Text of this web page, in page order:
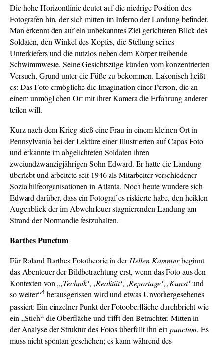
Die hohe Horizontlinie deutet auf die niedrige Position des
Fotografen hin, der sich mitten im Inferno der Landung befindet.
Man erkennt den auf ein unbekanntes Ziel gerichteten Blick des
Soldaten, den Winkel des Kopfes, die Stellung seines
Unterkiefers und die nutzlos neben dem Körper treibende
Schwimmweste. Seine Gesichtszüge künden vom konzentrierten
Versuch, Grund unter die Füße zu bekommen. Lakonisch heißt
es: Das Foto ermögliche die Imagination einer Person, die an
einem unmöglichen Ort mit ihrer Kamera die Erfahrung anderer
teilen will.
Kurz nach dem Krieg stieß eine Frau in einem kleinen Ort in
Pennsylvania bei der Lektüre einer Illustrierten auf Capas Foto
und erkannte im abgelichteten Soldaten ihren
zweiundzwanzigjährigen Sohn Edward. Er hatte die Landung
überlebt und arbeitete seit 1946 als Mitarbeiter verschiedener
Sozialhilfeorganisationen in Atlanta. Noch heute wundere sich
Edward darüber, dass ein Fotograf es riskierte habe, den heiklen
Augenblick der im Abwehrfeuer stagnierenden Landung am
Strand der Normandie festzuhalten.
Barthes Punctum
Für Roland Barthes Fototheorie in derHellen Kammerbeginnt
das Abenteuer der Bildbetrachtung erst, wenn das Foto aus den
Kontexten von „‚Technik‘, ‚Realität‘, ‚Reportage‘, ‚Kunst‘und
so weiter“4 herausgerissen wird und etwas Unvorhergesehenes
passiert: Ein einzelner Punkt der Fotooberfläche durchbricht wie
ein „Stich“ die Oberfläche und trifft den Betrachter. Mitten in
der Analyse der Struktur des Fotos überfällt ihn ein punctum. Es
muss nicht spontan geschehen; es kann während des